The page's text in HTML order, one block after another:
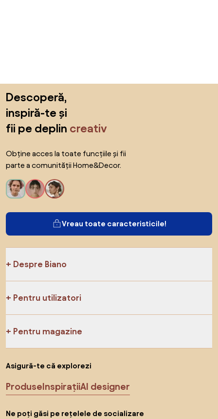
Descoperă,
inspiră-te și
fii pe deplin creativ
Obține acces la toate funcțiile și fii
parte a comunității Home&Decor.
Vreau toate caracteristicile!
Despre Biano
Pentru utilizatori
Pentru magazine
Asigură-te că explorezi
ProduseInspirațiiAI designer
Ne poți găsi pe rețelele de socializare